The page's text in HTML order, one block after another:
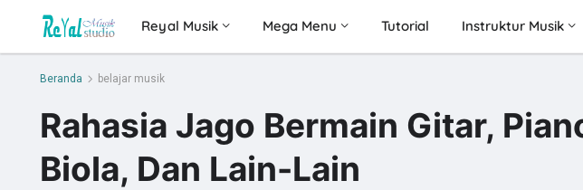
Reyal Musik Mega Menu Tutorial Instruktur Musik
Beranda belajar musik
Rahasia Jago Bermain Gitar,
Biola, Dan Lain-Lain